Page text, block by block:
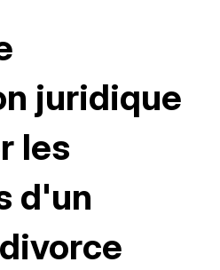
juridique
les
d'un